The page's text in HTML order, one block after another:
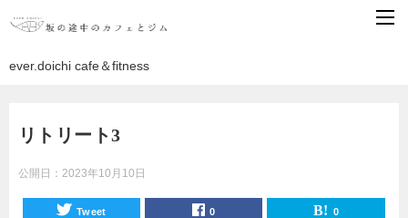
ever.doichi cafe＆fitness
リトリート3
公開日： 2023年10月10日
Tweet 0 0